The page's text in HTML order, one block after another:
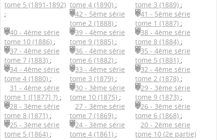
tome 5 (1891-1892)
;
tome 4 (1890) ;
tome 3 (1889) ;
42 - 5ème série
tome 2 (1888) ;
41 - 5ème série
tome 1 (1887) ;
40 - 4ème série
tome 10 (1886) ;
39 - 4ème série
tome 9 (1885) ;
38 - 4ème série
tome 8 (1884) ;
37 - 4ème série
tome 7 (1883) ;
36 - 4ème série
tome 6 (1882) ;
35 - 4ème série
tome 5 (1881) ;
34 - 4ème série
tome 4 (1880) ;
33 - 4ème série
tome 3 (1879) ;
32 - 4ème série
tome 2 (1878) ;
31 - 4ème série
tome 1 ([1877] ?) ;
30 - 3ème série
tome 10 (1875) ;
29 - 3ème série
tome 9 (1873) ;
28 - 3ème série
tome 8 (1871) ;
27 - 3ème série
tome 7 (1869) ;
26 - 3ème série
tome 6 (1868) ;
25 - 3ème série
tome 5 (1864) ;
24 - 3ème série
tome 4 (1861) ;
20 - 2ème série
tome 10 (2e partie)